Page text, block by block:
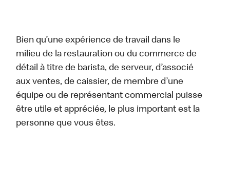
Bien qu’une expérience de travail dans le
milieu de la restauration ou du commerce de
détail à titre de barista, de serveur, d’associé
aux ventes, de caissier, de membre d’une
équipe ou de représentant commercial puisse
être utile et appréciée, le plus important est la
personne que vous êtes.